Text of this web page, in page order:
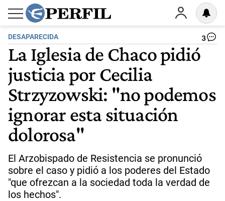
DESAPARECIDA 3
La Iglesia de Chaco pidió
justicia por Cecilia
Strzyzowski: "no podemos
ignorar esta situación
dolorosa"
El Arzobispado de Resistencia se pronunció
sobre el caso y pidió a los poderes del Estado
"que ofrezcan a la sociedad toda la verdad de
los hechos".